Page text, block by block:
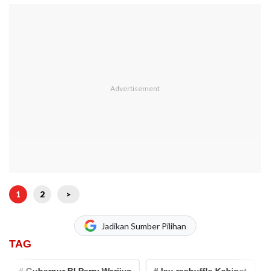
1 2 >
Jadikan Sumber Pilihan
TAG